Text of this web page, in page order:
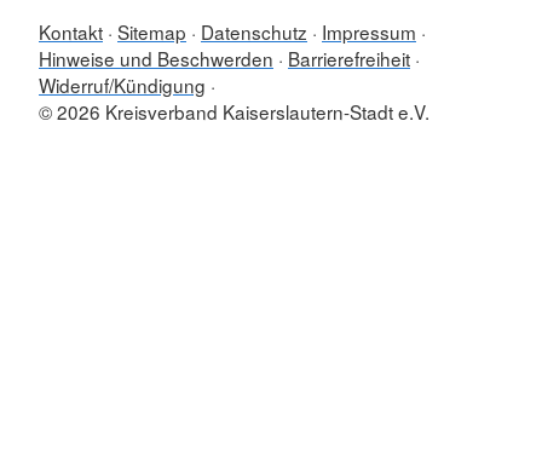
Kontakt Sitemap Datenschutz
Impressum
Hinweise und Beschwerden
Barrierefreiheit
Widerruf/Kündigung
© 2026 Kreisverband Kaiserslautern-Stadt e.V.